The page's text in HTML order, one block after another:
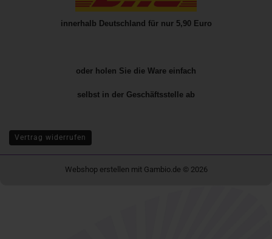
innerhalb Deutschland für nur 5,90 Euro
oder holen Sie die Ware einfach
selbst in der Geschäftsstelle ab
Vertrag widerrufen
Webshop erstellen mit Gambio.de © 2026